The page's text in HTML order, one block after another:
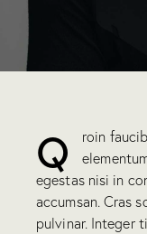
Q
roin
egestas nisi in
accumsan. Cras
pulvinar. Integer